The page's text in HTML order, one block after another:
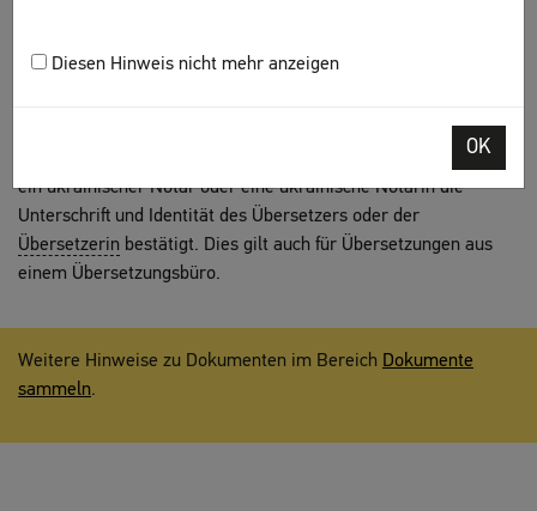
Diesen Hinweis nicht mehr anzeigen
OK
dieFächer- und Notenübersichtzum Schulabschluss
Eine Übersetzung aus der Ukraine akzeptieren wir nur, wenn
ein ukrainischer Notar oder eine ukrainische Notarin die
Unterschrift und Identität des Übersetzers oder der
Übersetzerin bestätigt. Dies gilt auch für Übersetzungen aus
einem Übersetzungsbüro.
Weitere Hinweise zu Dokumenten im Bereich Dokumente
sammeln.